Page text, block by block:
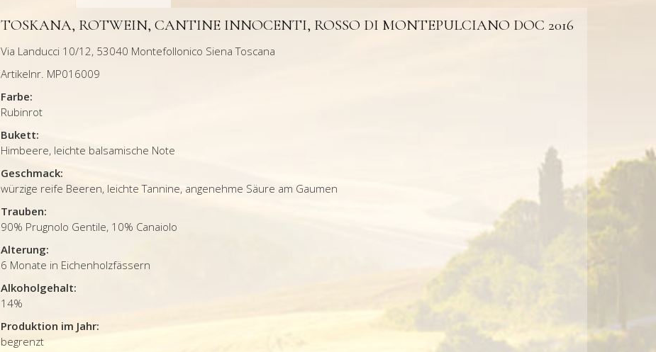
TOSKANA, ROTWEIN, CANTINE INNOCENTI, ROSSO DI MONTEPULCIANO DOC 2016
Via Landucci 10/12, 53040 Montefollonico Siena Toscana
Artikelnr. MP016009
Farbe:
Rubinrot
Bukett:
Himbeere, leichte balsamische Note
Geschmack:
würzige reife Beeren, leichte Tannine, angenehme Säure am Gaumen
Trauben:
90% Prugnolo Gentile, 10% Canaiolo
Alterung:
6 Monate in Eichenholzfässern
Alkoholgehalt:
14%
Produktion im Jahr:
begrenzt